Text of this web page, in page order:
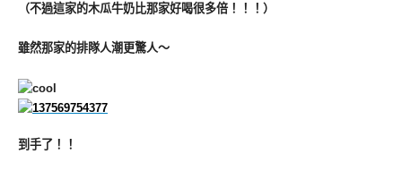
（不過這家的木瓜牛奶比那家好喝很多倍！！！）
雖然那家的排隊人潮更驚人～
到手了！！